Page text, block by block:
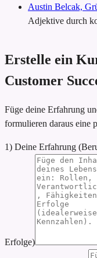
Austin Belcak,
Adjektive durch
Erstelle ein
Customer
Füge deine Erfahrung
formulieren daraus eine
1) Deine Erfahrung
Erfolge)